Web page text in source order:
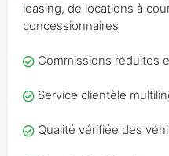
leasing, de locations à
concessionnaires
Commissions réduites
Service clientèle
Qualité vérifiée des